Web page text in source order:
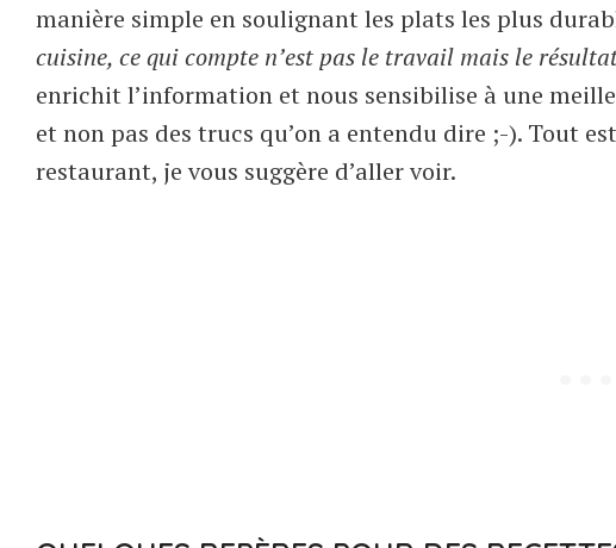
manière simple en soulignant les plats les plus
cuisine, ce qui compte n’est pas le travail mais le
enrichit l’information et nous sensibilise à une
et non pas des trucs qu’on a entendu dire ;-). Tout
restaurant, je vous suggère d’aller voir.